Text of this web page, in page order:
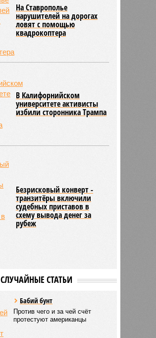
На Ставрополье
нарушителей на дорогах
ловят с помощью
квадрокоптера
В Калифорнийском
университете активисты
избили сторонника Трампа
Безрисковый конверт -
транзитёры включили
судебных приставов в
схему вывода денег за
рубеж
СЛУЧАЙНЫЕ СТАТЬИ
Бaбий бунт
Против чего и за чей счёт
протестуют американцы